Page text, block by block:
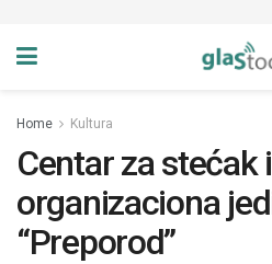
Home Kultura
Centar za stećak
organizaciona
“Preporod”